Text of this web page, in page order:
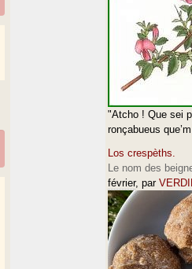
"Atcho ! Que sei
ronçabueus
Los crespèths.
Le nom des
février, par